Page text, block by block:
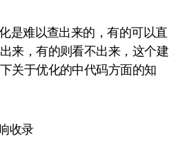
是难以查出来的，有的可以直
来，有的则看不出来，这个建
关于优化的中代码方面的知
收录